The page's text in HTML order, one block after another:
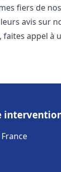
fiers de
avis sur
faites appel